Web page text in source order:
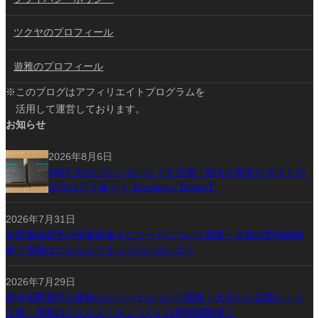
ツクヤのプロフィール
遊雅のプロフィール
※このブログはアフィリエイトプログラムを
活用して運営しております。
お知らせ
2026年8月6日
WRX S4のブレーキパッドを交換！効きの変化やダストの
出方はどう違う？【project μ Bspec】
2026年7月31日
矢野雅哉選手の実家家族エピソードについて調査！父親は野球経験
者？母親はどんな人？きょうだいはいる？
2026年7月29日
髙寺望夢選手の家族エピソードについて調査！天才だと話題に！？
父親・母親はどんな人？きょうだいは野球経験者？